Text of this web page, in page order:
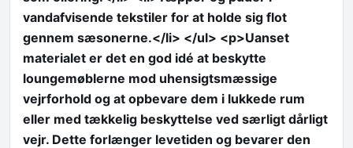
vandafvisende tekstiler for at holde sig flot
gennem sæsonerne.</li> </ul> <p>Uanset
materialet er det en god idé at beskytte
loungemøblerne mod uhensigtsmæssige
vejrforhold og at opbevare dem i lukkede rum
eller med tækkelig beskyttelse ved særligt dårligt
vejr. Dette forlænger levetiden og bevarer den